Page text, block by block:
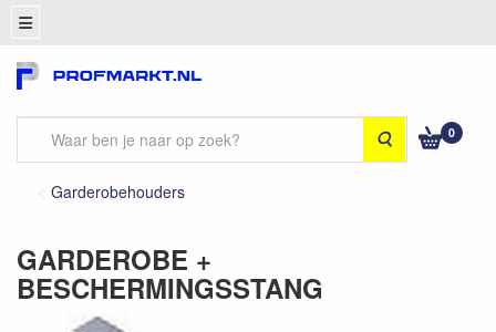
Zoeken 0
Garderobehouders
GARDEROBE +
BESCHERMINGSSTANG